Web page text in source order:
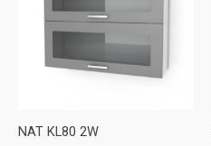
NAT KL80 2W